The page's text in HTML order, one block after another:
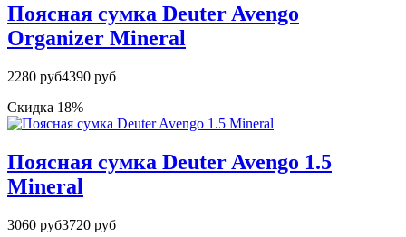
Поясная сумка Deuter Avengo
Organizer Mineral
2280 руб4390 руб
Скидка 18%
Поясная сумка Deuter Avengo 1.5
Mineral
3060 руб3720 руб